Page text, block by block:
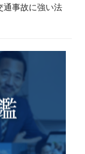
通事故に強い法